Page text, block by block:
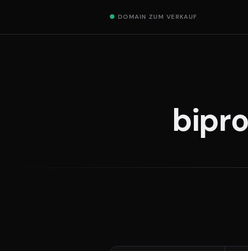
● DOMAIN ZUM VERKAUF